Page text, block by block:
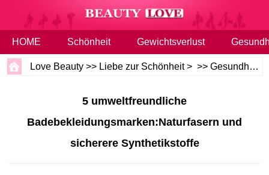
HOME Schönheit Gewichtsverlust
Love Beauty >> Liebe zur Schönheit> >>Gesundheit und Wellness
5 umweltfreundliche
Badebekleidungsmarken:Naturfasern und
sicherere Synthetikstoffe